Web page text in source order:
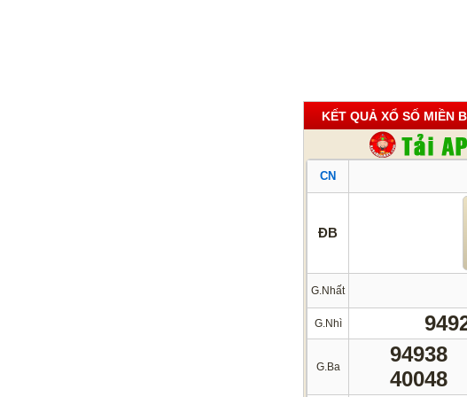
KẾT QUẢ XỔ SỐ MIỀN
CN
ĐB
G.Nhất
G.Nhì
G.Ba
94938
40048